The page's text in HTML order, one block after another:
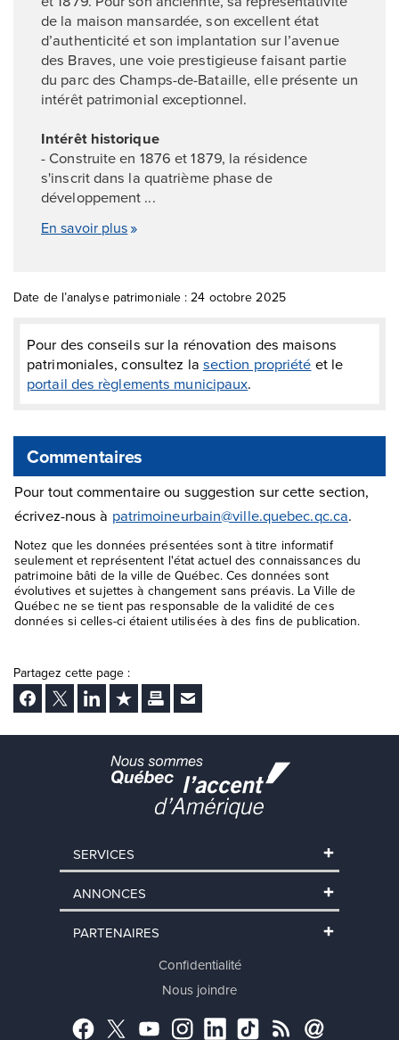
de la maison mansardée, son excellent état
d’authenticité et son implantation sur l’avenue
des Braves, une voie prestigieuse faisant partie
du parc des Champs-de-Bataille, elle présente un
intérêt patrimonial exceptionnel.
Intérêt historique
- Construite en 1876 et 1879, la résidence
s'inscrit dans la quatrième phase de
développement ...
En savoir plus
Date de l’analyse patrimoniale : 24 octobre 2025
Pour des conseils sur la rénovation des maisons
patrimoniales, consultez la section propriété et le
portail des règlements municipaux.
Commentaires
Pour tout commentaire ou suggestion sur cette section,
écrivez-nous à patrimoineurbain@ville.quebec.qc.ca.
Notez que les données présentées sont à titre informatif
seulement et représentent l'état actuel des connaissances du
patrimoine bâti de la ville de Québec. Ces données sont
évolutives et sujettes à changement sans préavis. La Ville de
Québec ne se tient pas responsable de la validité de ces
données si celles-ci étaient utilisées à des fins de publication.
Partagez cette page :
Facebook
Twitter LinkedInAjouter aux favoris
ImprimerEnvoyer Ã un ami
SERVICES
ANNONCES
PARTENAIRES
Confidentialité
Nous joindre
Facebook
TwitterYouTubeInstagram
LinkedInTikTokRSS Abonnement